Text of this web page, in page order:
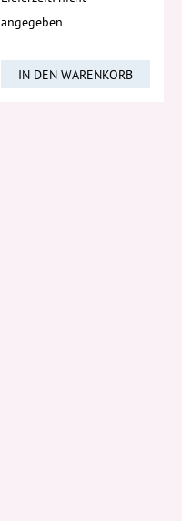
angegeben
IN DEN WARENKORB